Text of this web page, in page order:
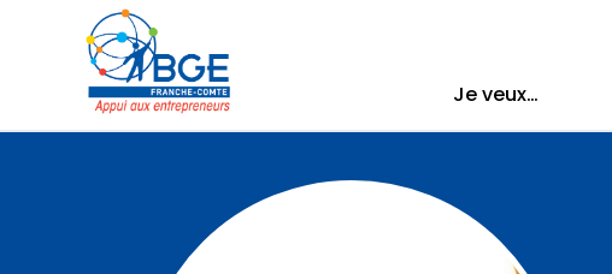
Je veux…